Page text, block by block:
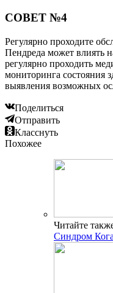
СОВЕТ №4
Регулярно проходите
Пендреда может влиять
регулярно проходить
мониторинга состояния
выявления возможных
Поделиться
Отправить
Класснуть
Похожее
Читайте
Синдром